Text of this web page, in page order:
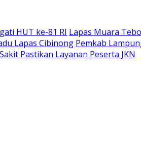
HUT ke-81 RI Lapas Muara
Lapas Cibinong Pemkab
Pastikan Layanan Peserta JKN